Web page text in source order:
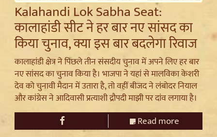
Kalahandi Lok Sabha Seat:
कालाहांडी सीट ने हर बार नए सांसद का
किया चुनाव, क्या इस बार बदलेगा रिवाज
कालाहांडी क्षेत्र ने पिछले तीन संसदीय चुनाव में अपने लिए हर बार
नए सांसद का चुनाव किया है। भाजपा ने यहां से मालविका केशरी
देव को चुनावी मैदान में उतारा है, तो वहीं बीजद ने लंबोदर नियाल
और कांग्रेस ने आदिवासी प्रत्याशी द्रौपदी माझी पर दांव लगाया है।
Read more